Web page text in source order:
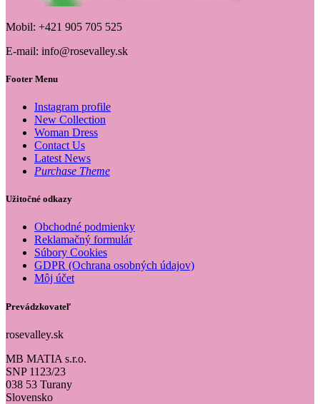
Mobil: +421 905 705 525
E-mail: info@rosevalley.sk
Footer Menu
Instagram profile
New Collection
Woman Dress
Contact Us
Latest News
Purchase Theme
Užitočné odkazy
Obchodné podmienky
Reklamačný formulár
Súbory Cookies
GDPR (Ochrana osobných údajov)
Môj účet
Prevádzkovateľ
rosevalley.sk
MB MATIA s.r.o.
SNP 1123/23
038 53 Turany
Slovensko